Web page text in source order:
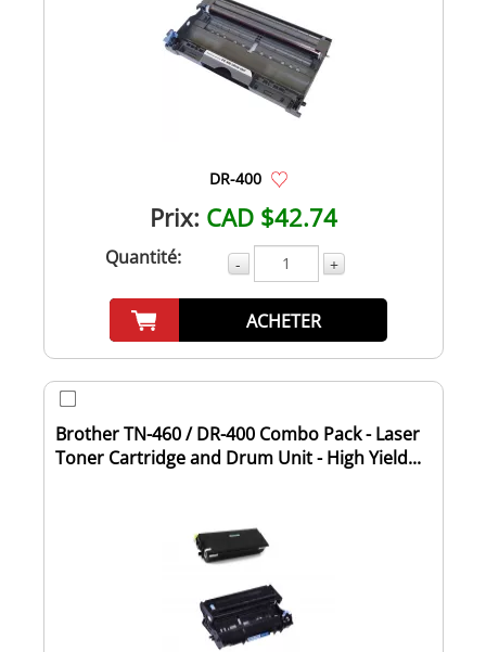
DR-400
Prix: CAD $42.74
Quantité: - +
ACHETER
Brother TN-460 / DR-400 Combo Pack - Laser
Toner Cartridge and Drum Unit - High Yield...